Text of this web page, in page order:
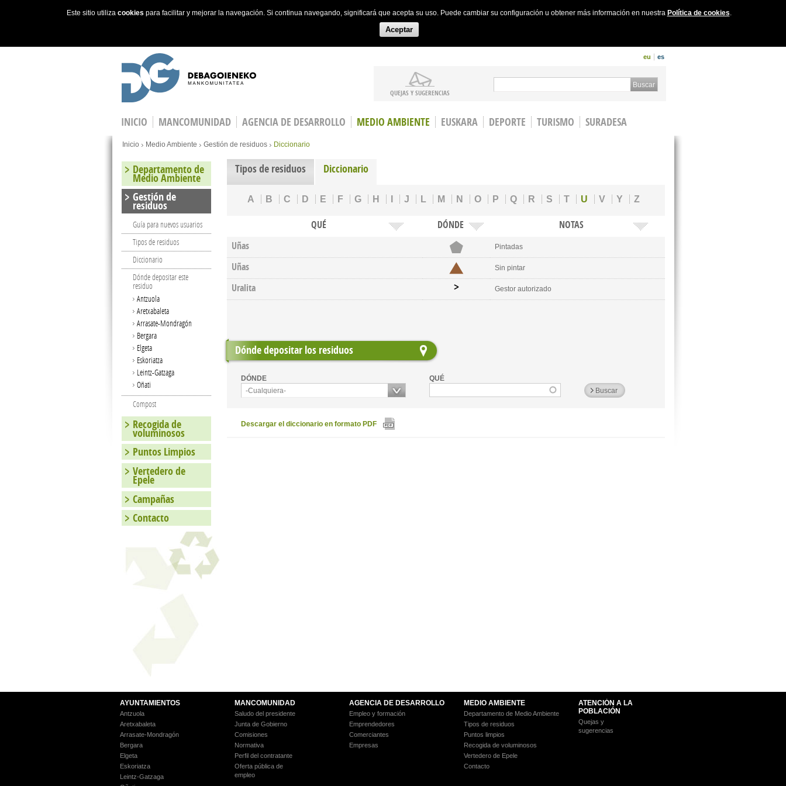
Este sitio utiliza cookies para facilitar y mejorar la navegación. Si continua navegando, significará que acepta su uso. Puede cambiar su configuración u obtener más información en nuestra Política de cookies.
Aceptar
eu es
QUEJAS Y SUGERENCIAS
Search form
INICIO MANCOMUNIDAD AGENCIA DE DESARROLLO MEDIO AMBIENTE EUSKARA DEPORTE TURISMO
SURADESA
You are here
Inicio Medio Ambiente Gestión de residuos Diccionario
Tipos de residuos Diccionario
A B C D E F G H J L M N O P Q R S T U V Y Z
QUÉ DÓNDE
NOTAS
Uñas
Pintadas
Uñas Sin pintar
Uralita Gestor autorizado
Dónde depositar los residuos
DÓNDE
-Cualquiera-
QUÉ
Descargar el diccionario en formato PDF
Departamento de
Medio Ambiente
Gestión de
residuos
Guía para nuevos usuarios
Tipos de residuos
Diccionario
Dónde depositar este
residuo
Antzuola
Aretxabaleta
Arrasate-Mondragón
Bergara
Elgeta
Eskoriatza
Leintz-Gatzaga
Oñati
Compost
Recogida de
voluminosos
Puntos Limpios
Vertedero de
Epele
Campañas
Contacto
AYUNTAMIENTOS
Antzuola
Aretxabaleta
Arrasate-Mondragón
Bergara
Elgeta
Eskoriatza
Leintz-Gatzaga
MANCOMUNIDAD
Saludo del presidente
Junta de Gobierno
Comisiones
Normativa
Perfil del contratante
Oferta pública de
empleo
AGENCIA DE DESARROLLO
Empleo y formación
Emprendedores
Comerciantes
Empresas
MEDIO AMBIENTE
Departamento de Medio Ambiente
Tipos de residuos
Puntos limpios
Recogida de voluminosos
Vertedero de Epele
Contacto
ATENCIÓN A LA
POBLACIÓN
Quejas y
sugerencias